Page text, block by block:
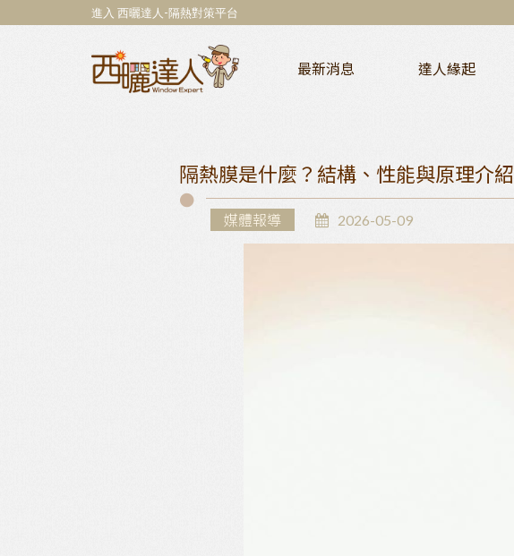
進入 西曬達人-隔熱對策平台
最新消息 達人緣起
隔熱膜是什麼？結構、性能與原理介紹
媒體報導 2026-05-09